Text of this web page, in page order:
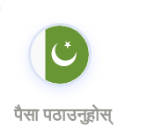
पैसा पठाउनुहोस्